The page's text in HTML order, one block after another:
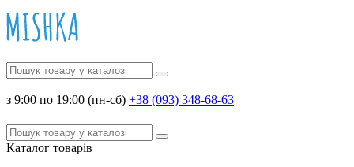
з 9:00 по 19:00 (пн-сб) +38 (093) 348-68-63
Каталог товарів